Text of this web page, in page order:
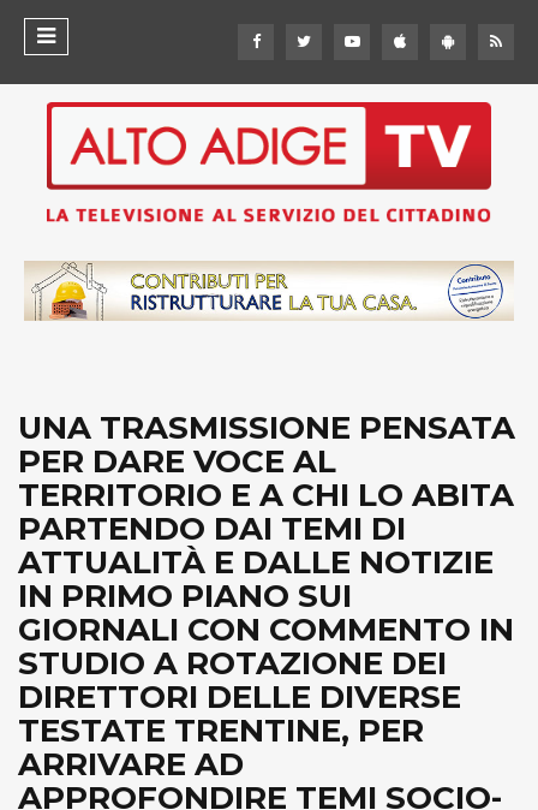
UNA TRASMISSIONE PENSATA
PER DARE VOCE AL
TERRITORIO E A CHI LO ABITA
PARTENDO DAI TEMI DI
ATTUALITÀ E DALLE NOTIZIE
IN PRIMO PIANO SUI
GIORNALI CON COMMENTO IN
STUDIO A ROTAZIONE DEI
DIRETTORI DELLE DIVERSE
TESTATE TRENTINE, PER
ARRIVARE AD
APPROFONDIRE TEMI SOCIO-